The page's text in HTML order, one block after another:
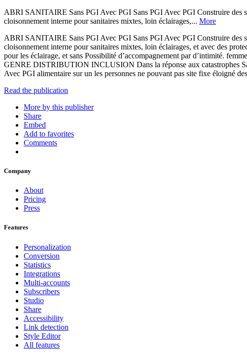
ABRI SANITAIRE Sans PGI Avec PGI Sans PGI Avec PGI Construire des
cloisonnement interne pour sanitaires mixtes, loin éclairages,... More
ABRI SANITAIRE Sans PGI Avec PGI Sans PGI Avec PGI Construire des
cloisonnement interne pour sanitaires mixtes, loin éclairages, et avec des
pour les éclairage, et sans Possibilité d’accompagnement par d’intimité.
GENRE DISTRIBUTION INCLUSION Dans la réponse aux catastrophes
Avec PGI alimentaire sur un les personnes ne pouvant pas site fixe éloigné
Read the publication
More by this publisher
Share
Embed
Add to favorites
Comments
Company
About
Pricing
Press
Features
Personalization
Conversion
Statistics
Integrations
Multi-accounts
Subscribers
Studio
Share
Accessibility
Link detection
Style Editor
All features